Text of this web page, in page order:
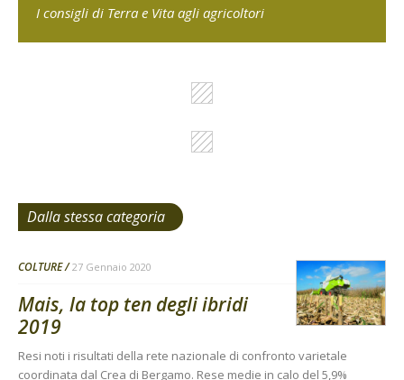
I consigli di Terra e Vita agli agricoltori
Dalla stessa categoria
COLTURE 27 Gennaio 2020
Mais, la top ten degli ibridi
2019
Resi noti i risultati della rete nazionale di confronto varietale
coordinata dal Crea di Bergamo. Rese medie in calo del 5,9%